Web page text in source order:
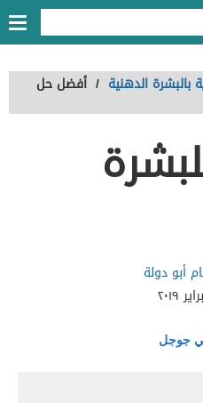
بالبشرة الدهنية / أفضل حل
أبو دولة
جوجل